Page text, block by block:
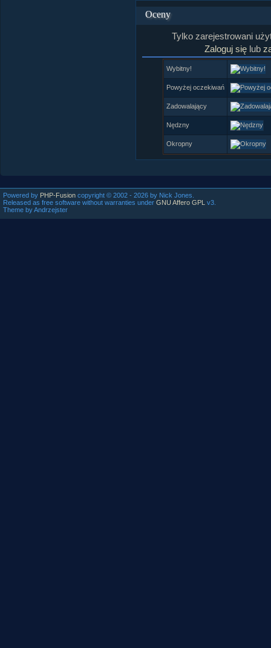
Oceny
Tylko zarejestrowani
Zaloguj się lub
Wybitny!
Powyżej oczekiwań
Zadowalający
Nędzny
Okropny
Powered by PHP-Fusion copyright © 2002 - 2026 by Nick Jones.
Released as free software without warranties under GNU Affero GPL v3.
Theme by Andrzejster